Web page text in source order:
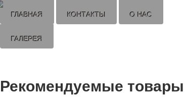
ГЛАВНАЯ КОНТАКТЫ О НАС
ГАЛЕРЕЯ
Рекомендуемые товары